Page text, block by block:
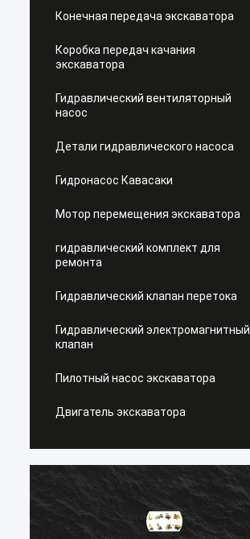
Конечная передача экскаватора
Коробка передач качания
экскаватора
Гидравлический вентиляторный
насос
Детали гидравлического насоса
Гидронасос Кавасаки
Мотор перемещения экскаватора
гидравлический комплект для
ремонта
Гидравлический клапан перетока
Гидравлический электромагнитный
клапан
Пилотный насос экскаватора
Двигатель экскаватора